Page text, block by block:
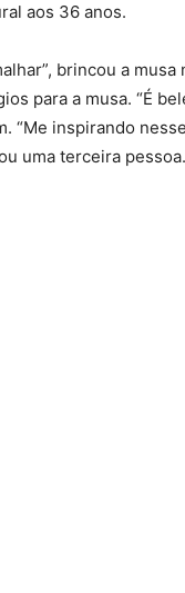
aos 36 anos.
brincou a
para a musa. “É
“Me inspirando
uma terceira